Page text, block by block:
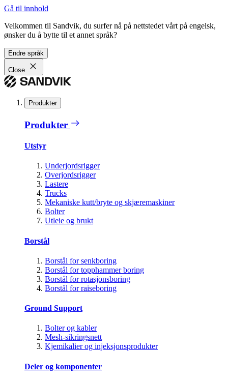
Gå til innhold
Velkommen til Sandvik, du surfer nå på nettstedet vårt på engelsk,
ønsker du å bytte til et annet språk?
Endre språk
Close
Produkter
Produkter
Utstyr
Underjordsrigger
Overjordsrigger
Lastere
Trucks
Mekaniske kutt/bryte og skjæremaskiner
Bolter
Utleie og brukt
Borstål
Borstål for senkboring
Borstål for topphammer boring
Borstål for rotasjonsboring
Borstål for raiseboring
Ground Support
Bolter og kabler
Mesh-sikringsnett
Kjemikalier og injeksjonsprodukter
Deler og komponenter